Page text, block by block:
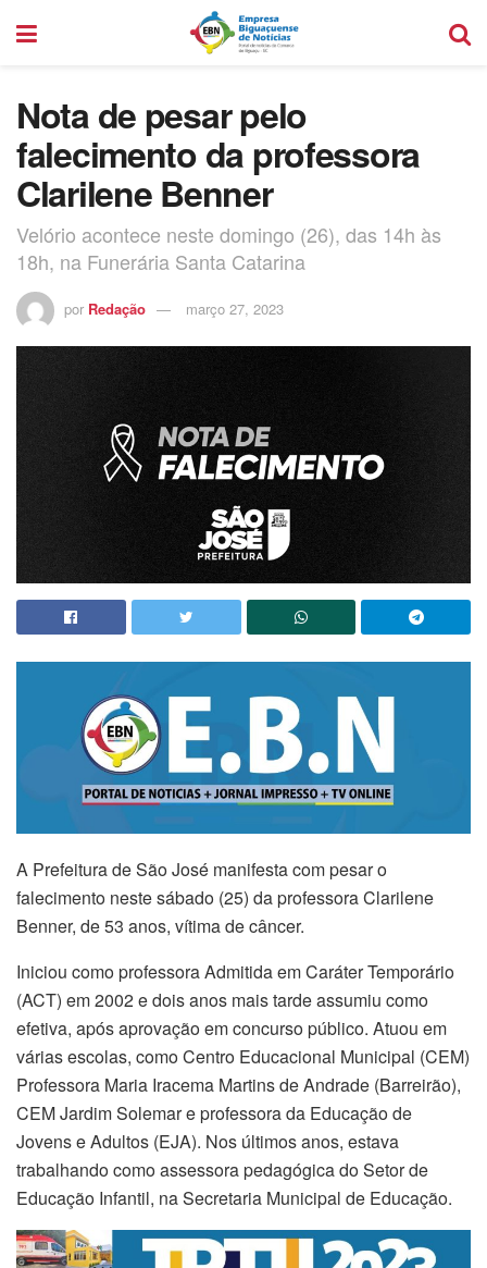
Nota de pesar pelo
falecimento da professora
Clarilene Benner
Velório acontece neste domingo (26), das 14h às
18h, na Funerária Santa Catarina
por Redação março 27, 2023
A Prefeitura de São José manifesta com pesar o
falecimento neste sábado (25) da professora Clarilene
Benner, de 53 anos, vítima de câncer.
Iniciou como professora Admitida em Caráter Temporário
(ACT) em 2002 e dois anos mais tarde assumiu como
efetiva, após aprovação em concurso público. Atuou em
várias escolas, como Centro Educacional Municipal (CEM)
Professora Maria Iracema Martins de Andrade (Barreirão),
CEM Jardim Solemar e professora da Educação de
Jovens e Adultos (EJA). Nos últimos anos, estava
trabalhando como assessora pedagógica do Setor de
Educação Infantil, na Secretaria Municipal de Educação.